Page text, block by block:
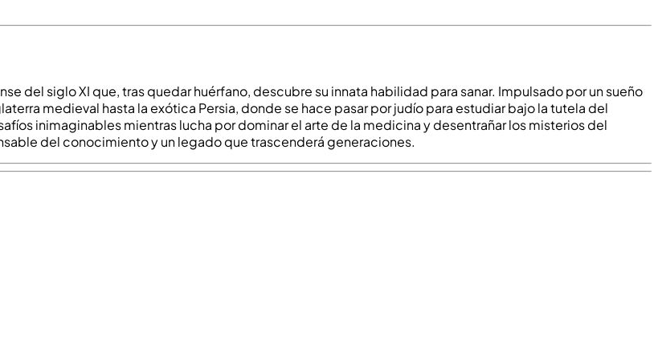
del siglo XI que, tras quedar huérfano, descubre su innata habilidad para sanar. Impulsado por un sueño
medieval hasta la exótica Persia, donde se hace pasar por judío para estudiar bajo la tutela del
inimaginables mientras lucha por dominar el arte de la medicina y desentrañar los misterios del
del conocimiento y un legado que trascenderá generaciones.